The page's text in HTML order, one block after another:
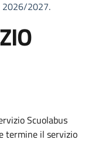
2026/2027.
Scuolabus
termine il servizio